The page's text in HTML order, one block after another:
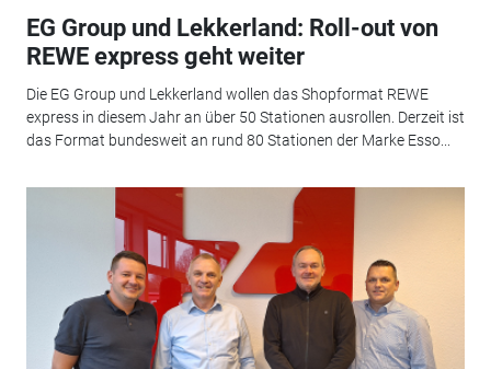
EG Group und Lekkerland: Roll-out von
REWE express geht weiter
Die EG Group und Lekkerland wollen das Shopformat REWE
express in diesem Jahr an über 50 Stationen ausrollen. Derzeit ist
das Format bundesweit an rund 80 Stationen der Marke Esso...